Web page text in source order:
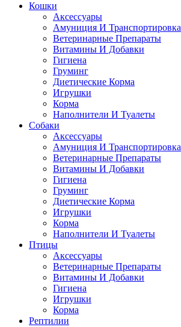
Кошки
Аксессуары
Амуниция И Транспортировка
Ветеринарные Препараты
Витамины И Добавки
Гигиена
Груминг
Диетические Корма
Игрушки
Корма
Наполнители И Туалеты
Собаки
Аксессуары
Амуниция И Транспортировка
Ветеринарные Препараты
Витамины И Добавки
Гигиена
Груминг
Диетические Корма
Игрушки
Корма
Наполнители И Туалеты
Птицы
Аксессуары
Ветеринарные Препараты
Витамины И Добавки
Гигиена
Игрушки
Корма
Рептилии